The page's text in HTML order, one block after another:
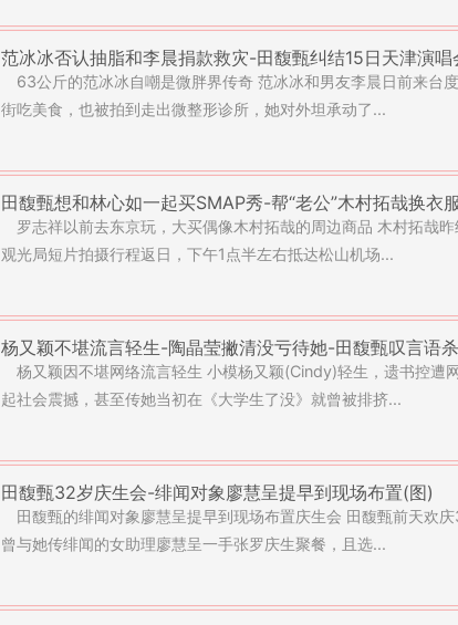
范冰冰否认抽脂和李晨捐款救灾-田馥甄纠结15日天津演唱
63公斤的范冰冰自嘲是微胖界传奇 范冰冰和男友李晨日前来台
街吃美食，也被拍到走出微整形诊所，她对外坦承动了...
田馥甄想和林心如一起买SMAP秀-帮“老公”木村拓哉换衣
罗志祥以前去东京玩，大买偶像木村拓哉的周边商品 木村拓哉
观光局短片拍摄行程返日，下午1点半左右抵达松山机场...
杨又颖不堪流言轻生-陶晶莹撇清没亏待她-田馥甄叹言语
杨又颖因不堪网络流言轻生 小模杨又颖(Cindy)轻生，遗书控遭
起社会震撼，甚至传她当初在《大学生了没》就曾被排挤...
田馥甄32岁庆生会-绯闻对象廖慧呈提早到现场布置(图)
田馥甄的绯闻对象廖慧呈提早到现场布置庆生会 田馥甄前天欢庆
曾与她传绯闻的女助理廖慧呈一手张罗庆生聚餐，且选...